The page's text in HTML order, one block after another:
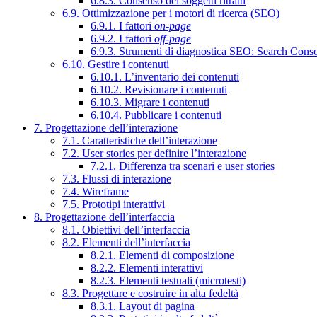
6.9. Ottimizzazione per i motori di ricerca (SEO)
6.9.1. I fattori on-page
6.9.2. I fattori off-page
6.9.3. Strumenti di diagnostica SEO: Search
6.10. Gestire i contenuti
6.10.1. L’inventario dei contenuti
6.10.2. Revisionare i contenuti
6.10.3. Migrare i contenuti
6.10.4. Pubblicare i contenuti
7. Progettazione dell’interazione
7.1. Caratteristiche dell’interazione
7.2. User stories per definire l’interazione
7.2.1. Differenza tra scenari e user stories
7.3. Flussi di interazione
7.4. Wireframe
7.5. Prototipi interattivi
8. Progettazione dell’interfaccia
8.1. Obiettivi dell’interfaccia
8.2. Elementi dell’interfaccia
8.2.1. Elementi di composizione
8.2.2. Elementi interattivi
8.2.3. Elementi testuali (microtesti)
8.3. Progettare e costruire in alta fedeltà
8.3.1. Layout di pagina